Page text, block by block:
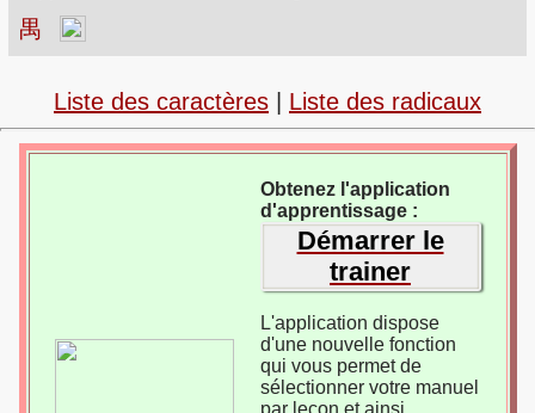
禺
Liste des caractères Liste des radicaux
Obtenez l'application
d'apprentissage :
Démarrer le
trainer
L'application dispose
d'une nouvelle fonction
qui vous permet de
sélectionner votre manuel
par leçon et ainsi